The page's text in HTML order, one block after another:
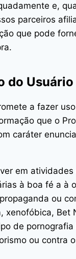
e,
parceiros
que pode
do Usuário
a fazer
que o
caráter
em atividades
à boa fé a à
ou
xenofóbica, Bet
de pornografia
ou contra